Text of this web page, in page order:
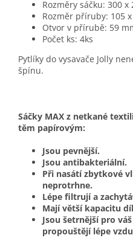
Rozměry sáčku: 300 x
Rozměr příruby: 105
Otvor v přírubě: 59
Počet ks: 4ks
Pytlíky do vysavače Jolly
špínu.
Sáčky MAX z netkané
těm papírovým:
Jsou pevnější.
Jsou antibakteriální.
Při nasátí zbytkové
neprotrhne.
Lépe filtrují a
Mají větší kapacitu
Jsou šetrnější pro
propouštějí lépe